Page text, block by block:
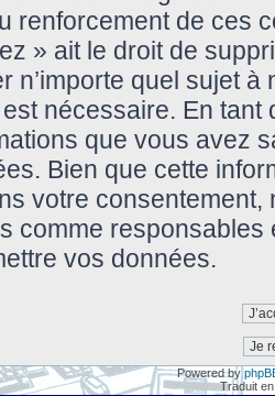
renforcement de ces
» ait le droit de
n’importe quel sujet à
nécessaire. En tant
que vous avez
Bien que cette
votre
comme
vos données.
Powered by
Traduit